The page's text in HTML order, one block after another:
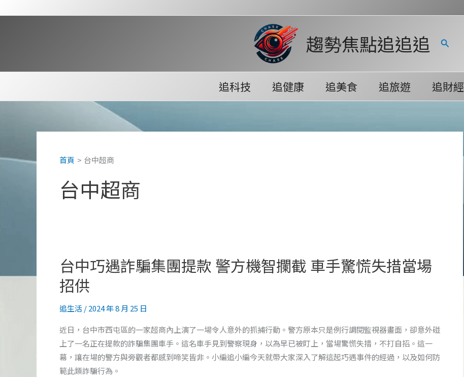
容
趨勢焦點追追追
搜
追科技 追健康 追美食 追旅遊 追財經
首頁 台中超商
台中超商
台中巧遇詐騙集團提款 警方機智攔截 車手驚慌失措當場
招供
追生活/2024 年 8 月 25 日
近日，台中市西屯區的一家超商內上演了一場令人意外的抓捕行動。警方原本只是例行調閱監視器畫面，卻意外碰
上了一名正在提款的詐騙集團車手。這名車手見到警察現身，以為早已被盯上，當場驚慌失措，不打自招。這一
幕，讓在場的警方與旁觀者都感到啼笑皆非。小編追小編今天就帶大家深入了解這起巧遇事件的經過，以及如何防
範此類詐騙行為。